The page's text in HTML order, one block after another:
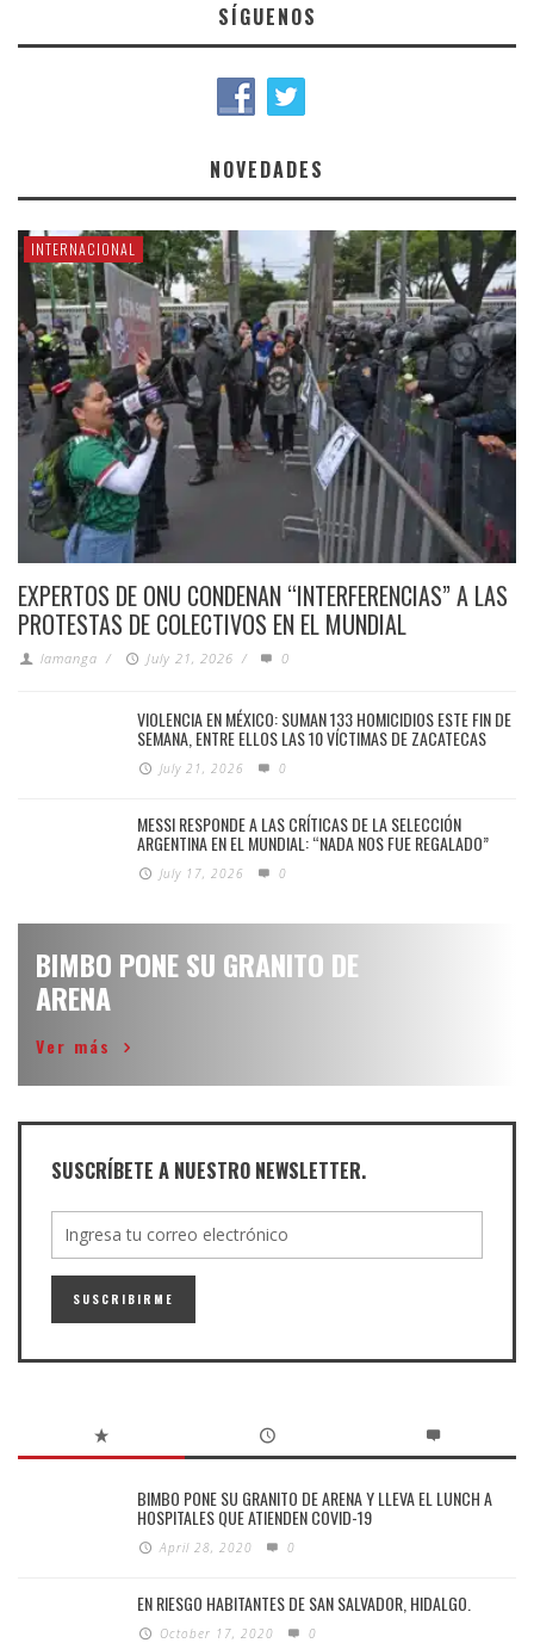
SÍGUENOS
NOVEDADES
INTERNACIONAL
EXPERTOS DE ONU CONDENAN “INTERFERENCIAS” A LAS
PROTESTAS DE COLECTIVOS EN EL MUNDIAL
lamanga / July 21, 2026 / 0
VIOLENCIA EN MÉXICO: SUMAN 133 HOMICIDIOS ESTE FIN DE
SEMANA, ENTRE ELLOS LAS 10 VÍCTIMAS DE ZACATECAS
July 21, 2026 0
MESSI RESPONDE A LAS CRÍTICAS DE LA SELECCIÓN
ARGENTINA EN EL MUNDIAL: “NADA NOS FUE REGALADO”
July 17, 2026 0
BIMBO PONE SU GRANITO DE
ARENA
Ver más
SUSCRÍBETE A NUESTRO NEWSLETTER.
BIMBO PONE SU GRANITO DE ARENA Y LLEVA EL LUNCH A
HOSPITALES QUE ATIENDEN COVID-19
April 28, 2020 0
EN RIESGO HABITANTES DE SAN SALVADOR, HIDALGO.
October 17, 2020 0